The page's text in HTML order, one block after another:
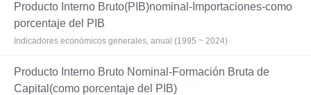
Producto Interno Bruto(PIB)nominal-Importaciones-como
porcentaje del PIB
Indicadores económicos generales, anual (1995 ~ 2024)
Producto Interno Bruto Nominal-Formación Bruta de
Capital(como porcentaje del PIB)